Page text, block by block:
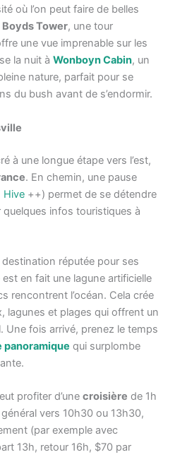
où l’on peut faire de belles
Boyds Tower, une tour
une vue imprenable sur les
la nuit àWonboyn Cabin, un
nature, parfait pour se
du bush avant de s’endormir.
à une longue étape vers l’est,
. En chemin, une pause
Hive ++) permet de se détendre
infos touristiques à
destination réputée pour ses
en fait une lagune artificielle
rencontrent l’océan. Cela crée
lagunes et plages qui offrent un
Une fois arrivé, prenez le temps
panoramique qui surplombe
profiter d’unecroisière de 1h
vers 10h30 ou 13h30,
(par exemple avec
13h, retour 16h, $70 par